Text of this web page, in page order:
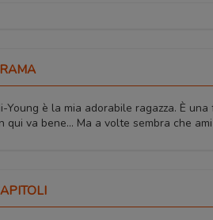
Young è la mia adorabile ragazza. È
qui va bene... Ma a volte sembra che